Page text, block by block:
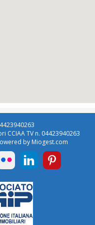
CCIAA TV n. 04423940263
by Miogest.com